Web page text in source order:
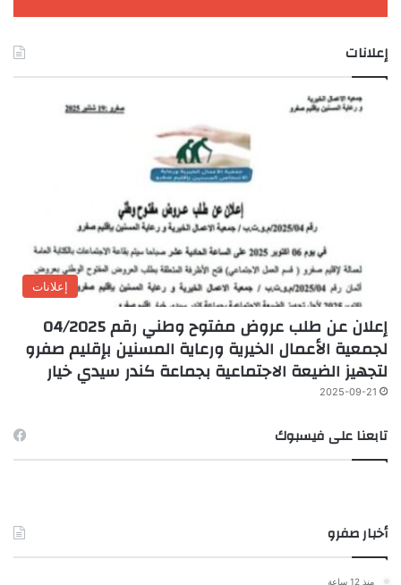
إعلانات
إعلانات
إعلان عن طلب عروض مفتوح وطني رقم 04/2025
لجمعية الأعمال الخيرية ورعاية المسنين بإقليم صفرو
لتجهيز الضيعة الاجتماعية بجماعة كندر سيدي خيار
2025-09-21
تابعنا على فيسبوك
أخبار صفرو
منذ 12 ساعة